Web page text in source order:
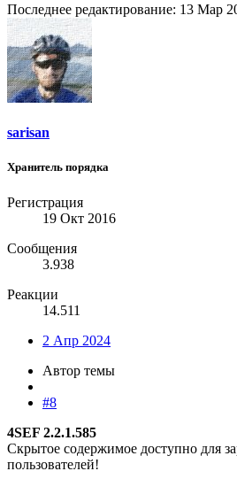
Последнее редактирование: 13 Мар
sarisan
Хранитель порядка
Регистрация
19 Окт 2016
Сообщения
3.938
Реакции
14.511
2 Апр 2024
Автор темы
#8
4SEF 2.2.1.585
Скрытое содержимое доступно для
пользователей!